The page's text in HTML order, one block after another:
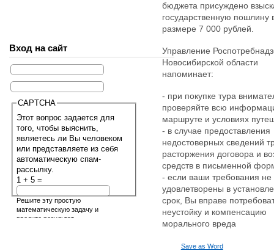
Вход на сайт
CAPTCHA
Этот вопрос задается для
того, чтобы выяснить,
являетесь ли Вы человеком
или представляете из себя
автоматическую спам-
рассылку.
1 + 5 =
Решите эту простую
математическую задачу и
введите результат.
бюджета присуждено
государственную пошлину
размере 7 000 рублей.
Управление
Новосибирской области
напоминает:
- при покупке тура
проверяйте всю
маршруте и условиях
- в случае предоставления
недостоверных сведений
расторжения договора и
средств в письменной
- если ваши требования не
удовлетворены в
срок, Вы вправе
неустойку и компенсацию
морального вреда
Save as Word